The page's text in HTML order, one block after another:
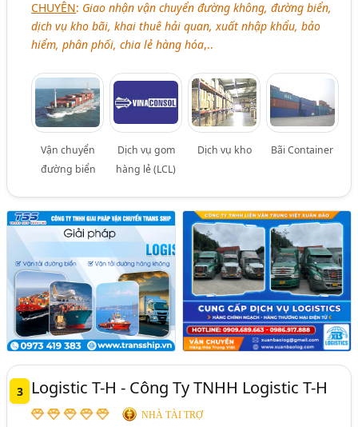
CHUYÊN: Giao nhận vận chuyển đường không, đường biển,
dịch vụ kho bãi, khai thuê hải quan, xuất nhập khẩu, bảo
hiểm, phân phối, chia lẻ hàng hóa,..
Vận chuyển
đường biển
Dịch vụ gom
hàng lẻ (LCL)
Dịch vụ kho Bãi Container
3 Logistic T-H - Công Ty TNHH Logistic T-H
NHÀ TÀI TRỢ